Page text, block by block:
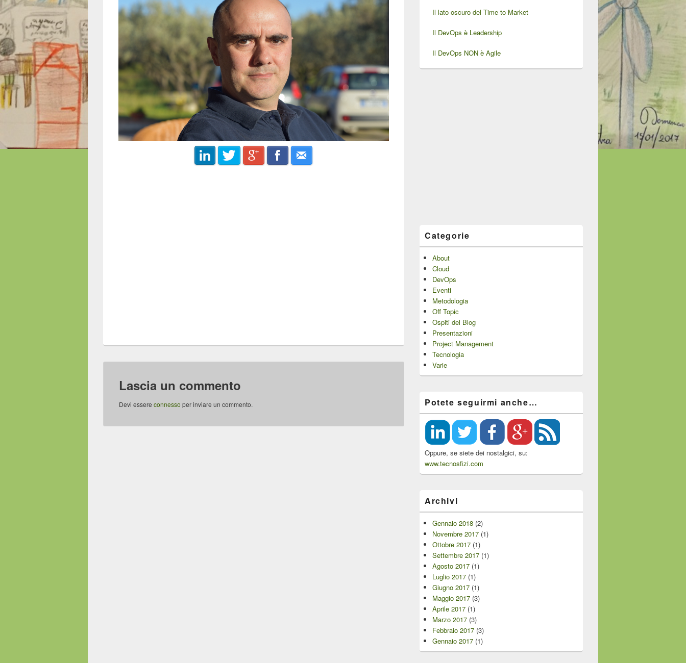
Lascia un commento
Devi essere connesso per inviare un commento.
Il lato oscuro del Time to Market
Il DevOps è Leadership
Il DevOps NON è Agile
Categorie
About
Cloud
DevOps
Eventi
Metodologia
Off Topic
Ospiti del Blog
Presentazioni
Project Management
Tecnologia
Varie
Potete seguirmi anche…
Oppure, se siete dei nostalgici, su:
www.tecnosfizi.com
Archivi
Gennaio 2018 (2)
Novembre 2017 (1)
Ottobre 2017 (1)
Settembre 2017 (1)
Agosto 2017 (1)
Luglio 2017 (1)
Giugno 2017 (1)
Maggio 2017 (3)
Aprile 2017 (1)
Marzo 2017 (3)
Febbraio 2017 (3)
Gennaio 2017 (1)